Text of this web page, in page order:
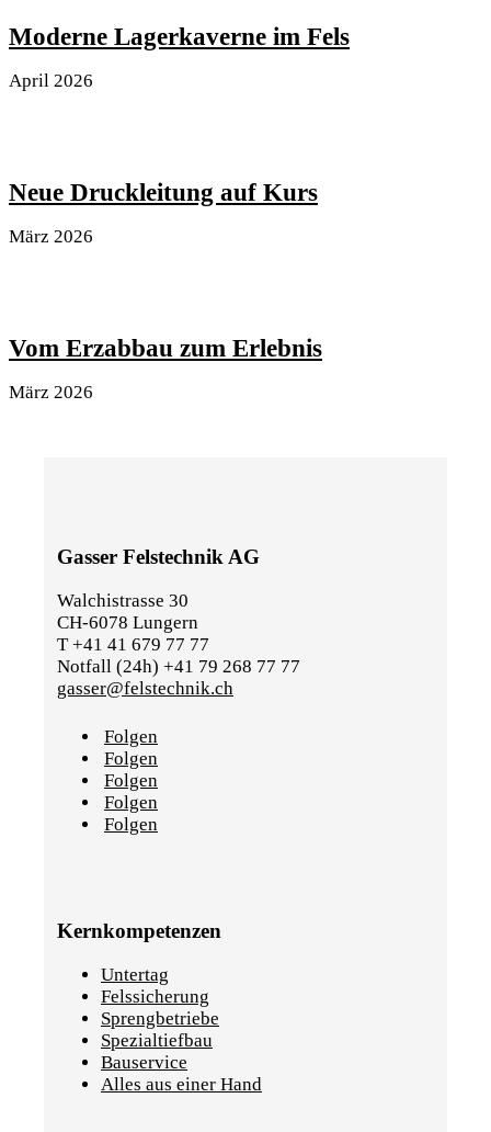
Moderne Lagerkaverne im Fels
April 2026
Neue Druckleitung auf Kurs
März 2026
Vom Erzabbau zum Erlebnis
März 2026
Gasser Felstechnik AG
Walchistrasse 30
CH-6078 Lungern
T +41 41 679 77 77
Notfall (24h) +41 79 268 77 77
gasser@felstechnik.ch
Folgen
Folgen
Folgen
Folgen
Folgen
Kernkompetenzen
Untertag
Felssicherung
Sprengbetriebe
Spezialtiefbau
Bauservice
Alles aus einer Hand